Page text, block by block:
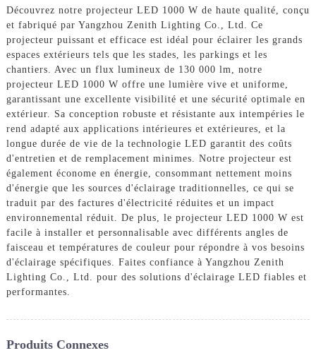
Découvrez notre projecteur LED 1000 W de haute qualité, conçu
et fabriqué par Yangzhou Zenith Lighting Co., Ltd. Ce
projecteur puissant et efficace est idéal pour éclairer les grands
espaces extérieurs tels que les stades, les parkings et les
chantiers. Avec un flux lumineux de 130 000 lm, notre
projecteur LED 1000 W offre une lumière vive et uniforme,
garantissant une excellente visibilité et une sécurité optimale en
extérieur. Sa conception robuste et résistante aux intempéries le
rend adapté aux applications intérieures et extérieures, et la
longue durée de vie de la technologie LED garantit des coûts
d'entretien et de remplacement minimes. Notre projecteur est
également économe en énergie, consommant nettement moins
d'énergie que les sources d'éclairage traditionnelles, ce qui se
traduit par des factures d'électricité réduites et un impact
environnemental réduit. De plus, le projecteur LED 1000 W est
facile à installer et personnalisable avec différents angles de
faisceau et températures de couleur pour répondre à vos besoins
d'éclairage spécifiques. Faites confiance à Yangzhou Zenith
Lighting Co., Ltd. pour des solutions d'éclairage LED fiables et
performantes.
Produits Connexes